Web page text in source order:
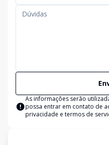
As informações serão
possa entrar em contato de
privacidade e termos de